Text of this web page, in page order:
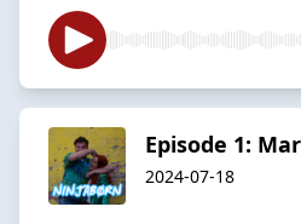
Episode 1:
2024-07-18